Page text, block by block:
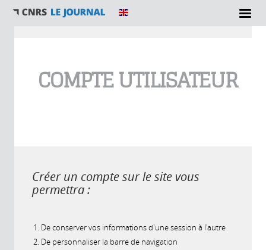
COMPTE UTILISATEUR
Créer un compte sur le site vous
permettra :
De conserver vos informations d'une session à l'autre
De personnaliser la barre de navigation